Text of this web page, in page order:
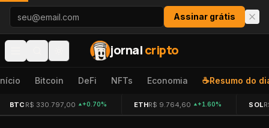
Pular para o conteúdo
Assinar grátis
jornalcripto
Bitcoin DeFi NFTs Economia ☕Resumo do
BTC R$ 330.797,00 +0.70% ETHR$ 9.764,60 +1.60% SOL